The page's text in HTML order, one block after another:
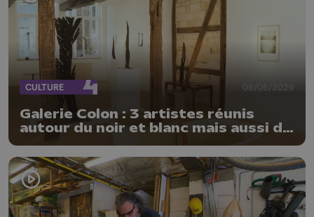
CULTURE 08/06/2026
Galerie Colon : 3 artistes réunis
autour du noir et blanc mais aussi de
la matière